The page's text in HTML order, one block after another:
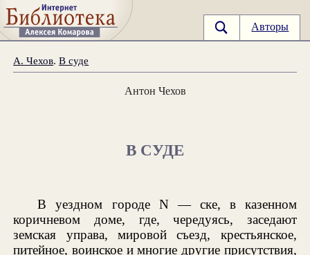
Авторы
А. Чехов.В суде
Антон Чехов
В СУДЕ
В уездном городе N — ске, в казенном
коричневом доме, где, чередуясь, заседают
земская управа, мировой съезд, крестьянское,
питейное, воинское и многие другие присутствия,